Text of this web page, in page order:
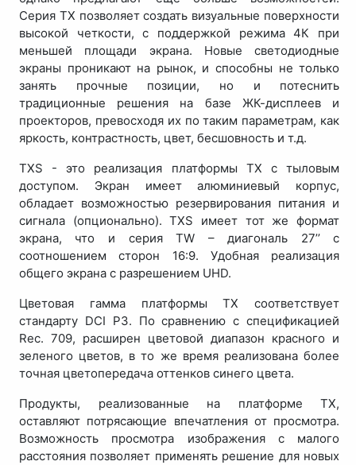
Серия TX позволяет создать визуальные поверхности
высокой четкости, с поддержкой режима 4К при
меньшей площади экрана. Новые светодиодные
экраны проникают на рынок, и способны не только
занять прочные позиции, но и потеснить
традиционные решения на базе ЖК-дисплеев и
проекторов, превосходя их по таким параметрам, как
яркость, контрастность, цвет, бесшовность и т.д.
TXS - это реализация платформы TX c тыловым
доступом. Экран имеет алюминиевый корпус,
обладает возможностью резервирования питания и
сигнала (опционально). TXS имеет тот же формат
экрана, что и серия TW – диагональ 27’’ c
соотношением сторон 16:9. Удобная реализация
общего экрана с разрешением UHD.
Цветовая гамма платформы TX соответствует
стандарту DCI P3. По сравнению с спецификацией
Rеc. 709, расширен цветовой диапазон красного и
зеленого цветов, в то же время реализована более
точная цветопередача оттенков синего цвета.
Продукты, реализованные на платформе TX,
оставляют потрясающие впечатления от просмотра.
Возможность просмотра изображения с малого
расстояния позволяет применять решение для новых